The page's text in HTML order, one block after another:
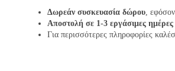
Δωρεάν συσκευασία δώρου,
Αποστολή σε 1-3 εργάσιμες ημέρες
Για περισσότερες πληροφορίες